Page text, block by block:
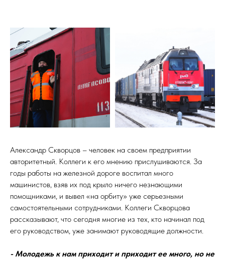
Александр Скворцов – человек на своем предприятии
авторитетный. Коллеги к его мнению прислушиваются. За
годы работы на железной дороге воспитал много
машинистов, взяв их под крыло ничего незнающими
помощниками, и вывел «на орбиту» уже серьезными
самостоятельными сотрудниками. Коллеги Скворцова
рассказывают, что сегодня многие из тех, кто начинал под
его руководством, уже занимают руководящие должности.
- Молодежь к нам приходит и приходит ее много, но не